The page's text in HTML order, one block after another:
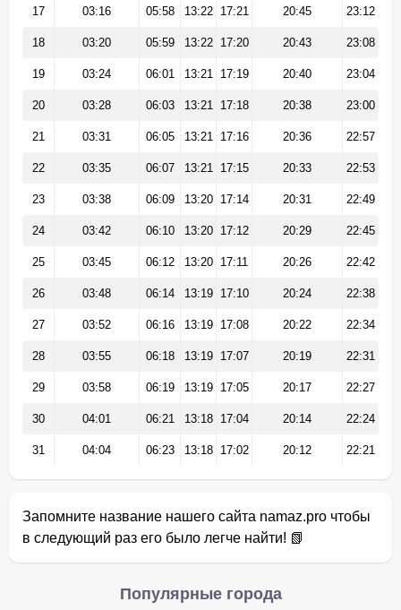
17 03:16 05:58 13:22 17:21 20:45 23:12
18 03:20 05:59 13:22 17:20 20:43 23:08
19 03:24 06:01 13:21 17:19 20:40 23:04
20 03:28 06:03 13:21 17:18 20:38 23:00
21 03:31 06:05 13:21 17:16 20:36 22:57
22 03:35 06:07 13:21 17:15 20:33 22:53
23 03:38 06:09 13:20 17:14 20:31 22:49
24 03:42 06:10 13:20 17:12 20:29 22:45
25 03:45 06:12 13:20 17:11 20:26 22:42
26 03:48 06:14 13:19 17:10 20:24 22:38
27 03:52 06:16 13:19 17:08 20:22 22:34
28 03:55 06:18 13:19 17:07 20:19 22:31
29 03:58 06:19 13:19 17:05 20:17 22:27
30 04:01 06:21 13:18 17:04 20:14 22:24
31 04:04 06:23 13:18 17:02 20:12 22:21
Запомните название нашего сайта namaz.pro чтобы
в следующий раз его было легче найти! 📗
Популярные города